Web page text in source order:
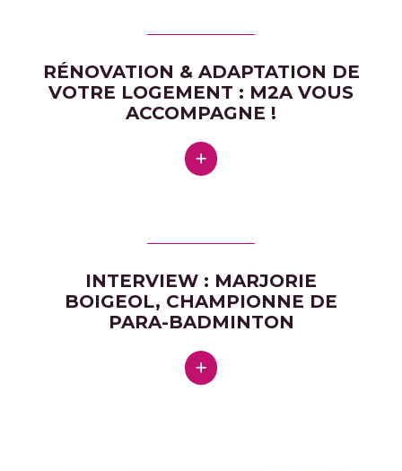
RÉNOVATION & ADAPTATION DE
VOTRE LOGEMENT : M2A VOUS
ACCOMPAGNE !
INTERVIEW : MARJORIE
BOIGEOL, CHAMPIONNE DE
PARA-BADMINTON